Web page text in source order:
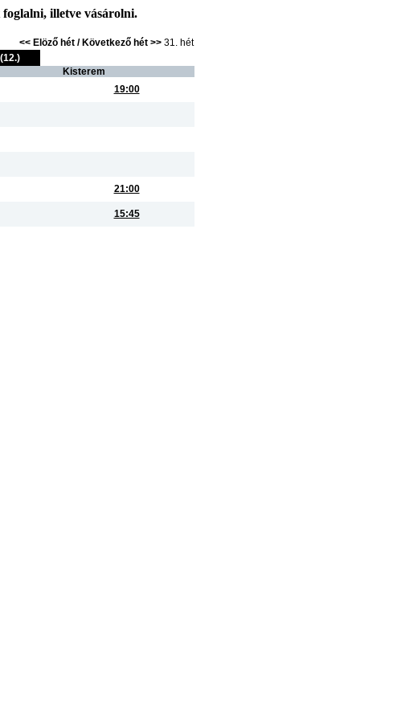
illetve vásárolni.
<< Elöző hét / Következő hét >> 31. hét
Kisterem
19:00
21:00
15:45